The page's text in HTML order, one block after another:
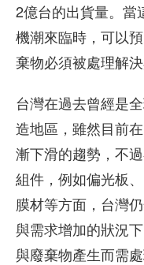
2億台的出貨量。當
機潮來臨時，可以
棄物必須被處理解決
台灣在過去曾經是
造地區，雖然目前
漸下滑的趨勢，不
組件，例如偏光板
膜材等方面，台灣
與需求增加的狀況
與廢棄物產生而需